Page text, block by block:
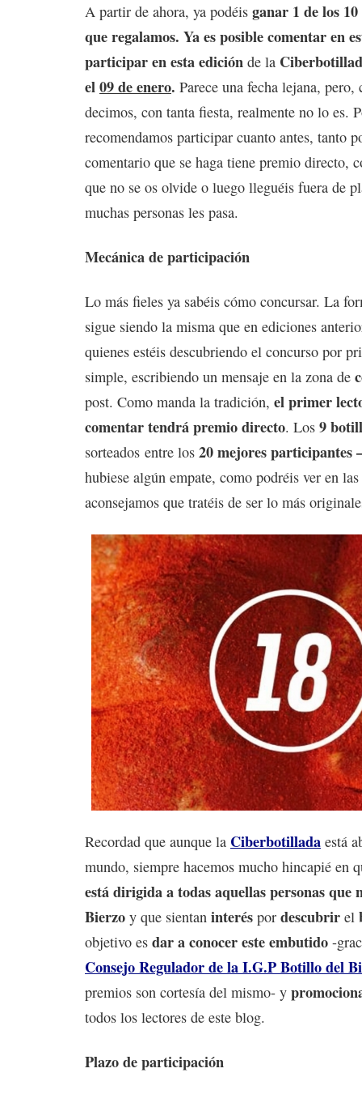
A partir de ahora, ya podéis ganar 1 de los
que regalamos. Ya es posible comentar en
participar en esta edición de la
el09 de enero. Parece una fecha lejana, pero,
decimos, con tanta fiesta, realmente no lo es.
recomendamos participar cuanto antes, tanto
comentario que se haga tiene premio directo,
que no se os olvide o luego lleguéis fuera de
muchas personas les pasa.
Mecánica de participación
Lo más fieles ya sabéis cómo concursar. La
sigue siendo la misma que en ediciones
quienes estéis descubriendo el concurso por
simple, escribiendo un mensaje en la zona de
post. Como manda la tradición, el primer
comentar tendrá premio directo. Los 9
sorteados entre los 20 mejores participantes
hubiese algún empate, como podréis ver en las
aconsejamos que tratéis de ser lo más
Recordad que aunque la Ciberbotillada está
mundo, siempre hacemos mucho hincapié en
está dirigida a todas aquellas personas que
Bierzo y que sientan interés por descubrir el
objetivo es dar a conocer este embutido -
Consejo Regulador de la I.G.P Botillo del
premios son cortesía del mismo- y
todos los lectores de este blog.
Plazo de participación